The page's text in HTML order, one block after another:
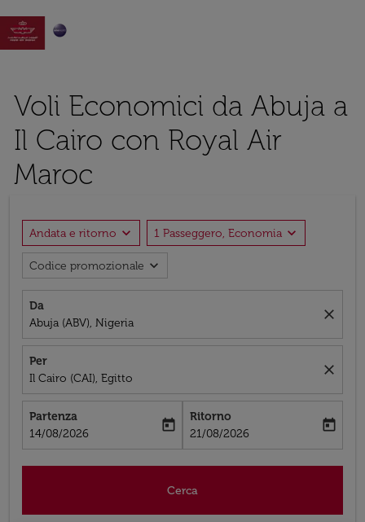

Voli Economici da Abuja a
Il Cairo con Royal Air
Maroc
Andata e ritorno expand_more 1 Passeggero, Economia expand_more
Codice promozionale expand_more
Da
Abuja (ABV), Nigeria
close
Per
Il Cairo (CAI), Egitto
close
Partenza
fc-booking-departure-date-aria-label
14/08/2026
today
Ritorno
fc-booking-return-date-aria-label
21/08/2026
today
Cerca